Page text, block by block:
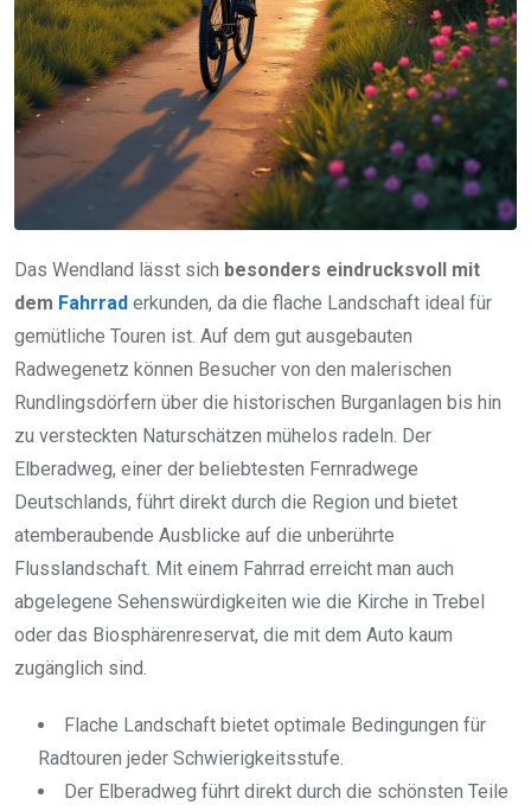
Das Wendland lässt sich besonders eindrucksvoll mit
dem Fahrrad erkunden, da die flache Landschaft ideal für
gemütliche Touren ist. Auf dem gut ausgebauten
Radwegenetz können Besucher von den malerischen
Rundlingsdörfern über die historischen Burganlagen bis hin
zu versteckten Naturschätzen mühelos radeln. Der
Elberadweg, einer der beliebtesten Fernradwege
Deutschlands, führt direkt durch die Region und bietet
atemberaubende Ausblicke auf die unberührte
Flusslandschaft. Mit einem Fahrrad erreicht man auch
abgelegene Sehenswürdigkeiten wie die Kirche in Trebel
oder das Biosphärenreservat, die mit dem Auto kaum
zugänglich sind.
Flache Landschaft bietet optimale Bedingungen für
Radtouren jeder Schwierigkeitsstufe.
Der Elberadweg führt direkt durch die schönsten Teile